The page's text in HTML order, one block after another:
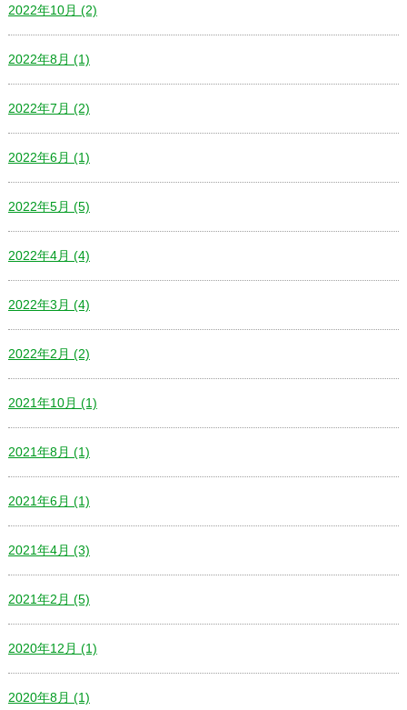
2022年10月 (2)
2022年8月 (1)
2022年7月 (2)
2022年6月 (1)
2022年5月 (5)
2022年4月 (4)
2022年3月 (4)
2022年2月 (2)
2021年10月 (1)
2021年8月 (1)
2021年6月 (1)
2021年4月 (3)
2021年2月 (5)
2020年12月 (1)
2020年8月 (1)